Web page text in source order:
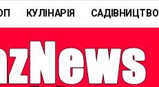
КУЛІНАРІЯ САДІВНИЦТВО